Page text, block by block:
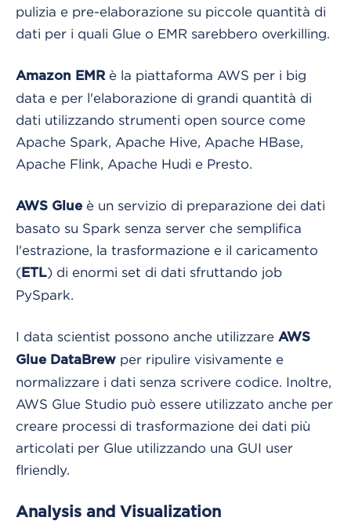
pulizia e pre-elaborazione su piccole quantità di
dati per i quali Glue o EMR sarebbero overkilling.
Amazon EMR è la piattaforma AWS per i big
data e per l'elaborazione di grandi quantità di
dati utilizzando strumenti open source come
Apache Spark, Apache Hive, Apache HBase,
Apache Flink, Apache Hudi e Presto.
AWS Glueè un servizio di preparazione dei dati
basato su Spark senza server che semplifica
l'estrazione, la trasformazione e il caricamento
( ETL) di enormi set di dati sfruttando job
PySpark.
I data scientist possono anche utilizzare AWS
Glue DataBrew per ripulire visivamente e
normalizzare i dati senza scrivere codice. Inoltre,
AWS Glue Studio può essere utilizzato anche per
creare processi di trasformazione dei dati più
articolati per Glue utilizzando una GUI user
flriendly.
Analysis and Visualization